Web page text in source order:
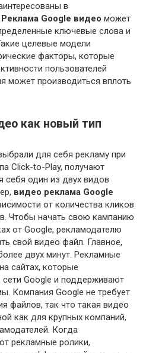
в
Реклама Google видео может
ключевые слова и
целевые модели
факторы, которые
пользователей
может производиться вплоть
как новый тип
для себя рекламу при
Click-to-Play, получают
один из двух видов
видео реклама Google
от количества кликов
Чтобы начать свою кампанию
от Google, рекламодателю
свой видео файл. Главное,
двух минут. Рекламные
сайтах, которые
Google и поддерживают
Компания Google не требует
файлов, так что такая видео
как для крупных компаний,
Когда
рекламные ролики,